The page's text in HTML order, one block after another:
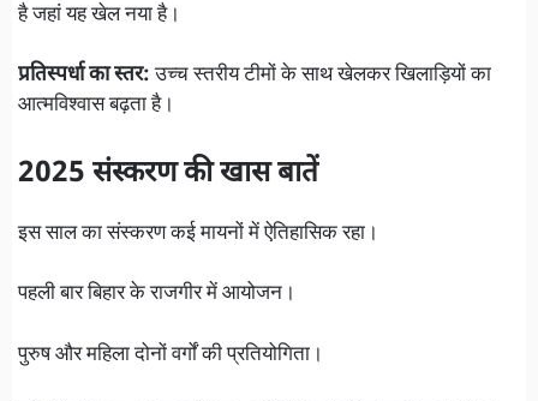
है जहां यह खेल नया है।
प्रतिस्पर्धा का स्तर:उच्च स्तरीय टीमों के साथ खेलकर खिलाड़ियों का
आत्मविश्वास बढ़ता है।
2025 संस्करण की खास बातें
इस साल का संस्करण कई मायनों में ऐतिहासिक रहा।
पहली बार बिहार के राजगीर में आयोजन।
पुरुष और महिला दोनों वर्गों की प्रतियोगिता।